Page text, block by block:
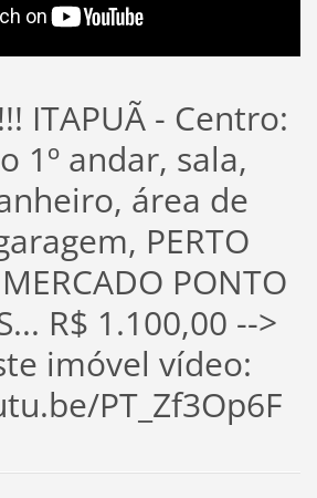
ITAPUÃ - Centro:
1º andar, sala,
área de
PERTO
PONTO
R$ 1.100,00 -->
imóvel vídeo:
PT_Zf3Op6F